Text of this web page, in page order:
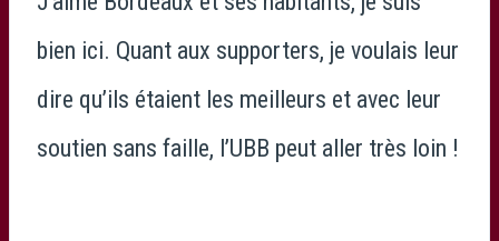
bien ici. Quant aux supporters, je voulais leur
dire qu’ils étaient les meilleurs et avec leur
soutien sans faille, l’UBB peut aller très loin !